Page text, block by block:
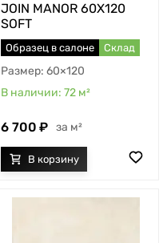
JOIN MANOR 60X120
SOFT
Образец в салоне Склад
60×120
72 м²
6 700 м²